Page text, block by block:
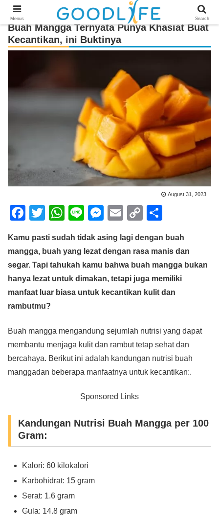
Buah Mangga Ternyata Punya Khasiat Buat
Kecantikan, ini Buktinya
August 31, 2023
F
c
e
b
o
o
T
tt
er
W
at
s
A
p
Li
e
M
ss
e
n
g
E
ail
C
p
y
Li
n
ar
e
Kamu pasti sudah tidak asing lagi dengan buah
mangga, buah yang lezat dengan rasa manis dan
segar. Tapi tahukah kamu bahwa buah mangga bukan
hanya lezat untuk dimakan, tetapi juga memiliki
manfaat luar biasa untuk kecantikan kulit dan
rambutmu?
Buah mangga mengandung sejumlah nutrisi yang dapat
membantu menjaga kulit dan rambut tetap sehat dan
bercahaya. Berikut ini adalah kandungan nutrisi buah
manggadan beberapa manfaatnya untuk kecantikan:.
Sponsored Links
Kandungan Nutrisi Buah Mangga per 100
Gram:
Kalori: 60 kilokalori
Karbohidrat: 15 gram
Serat: 1.6 gram
Gula: 14.8 gram
Menus Search